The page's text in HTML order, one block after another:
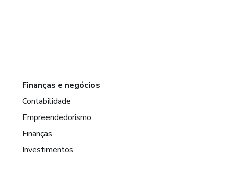
Finanças e negócios
Contabilidade
Empreendedorismo
Finanças
Investimentos